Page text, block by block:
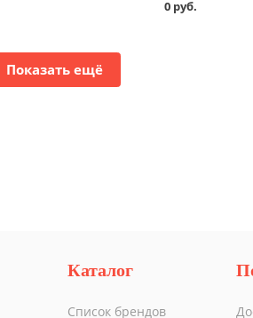
0 руб.
Показать ещё
Каталог
Список брендов